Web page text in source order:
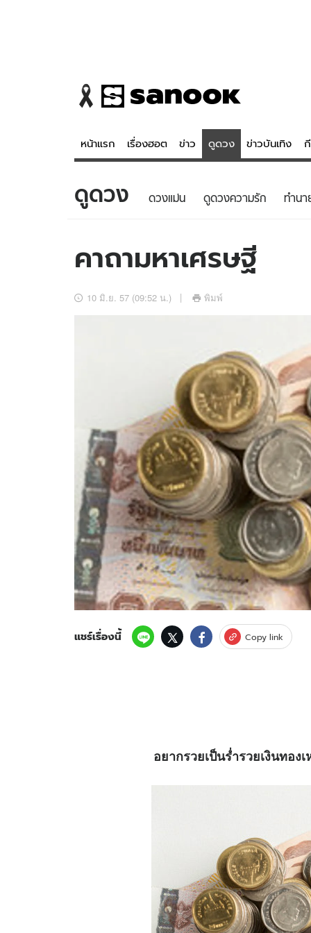
หน้าแรก เรื่องฮอต ข่าว ดูดวง ข่าวบันเทิง
ข่าว
ข่าวบันเทิง
ดูดวง -
สถิติหวยไทย
ดาวน์โหลดสนุกแอปฟรี ติดตามสนุกโซเ
สงวนลิขสิทธิ์ ©2569บริษัท อิมเมจ ฟิวเจอร์ (ประเทศไทย) จำกัด
ดูดวง ดวงแม่น ดูดวงความรัก ทํานา
คาถามหาเศรษฐี
10 มิ.ย. 57 (09:52 น.) พิมพ์
แชร์เรื่องนี้ Copy link
อยากรวยเป็นร่ำรวยเงินทอ